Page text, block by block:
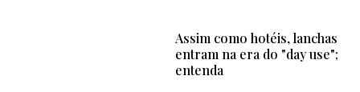
Assim como hotéis, lanchas
entram na era do "day use";
entenda